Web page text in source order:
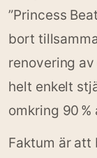
”Princess
bort
renovering
helt enkelt
omkring 90
Faktum är att